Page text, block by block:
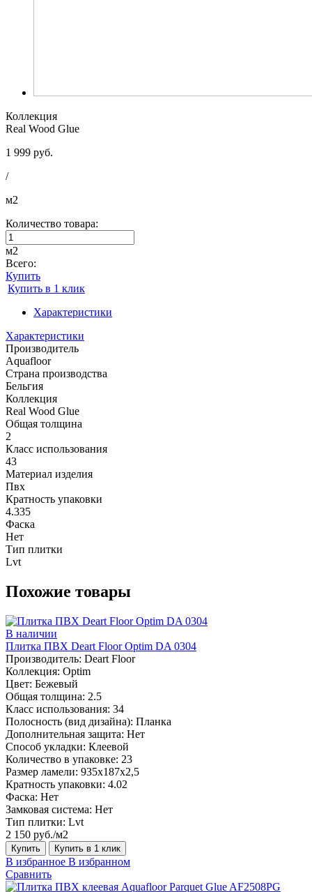
Коллекция
Real Wood Glue
1 999 руб.
/
м2
Количество товара:
м2
Всего:
Купить
Купить в 1 клик
Характеристики
Характеристики
Производитель
Aquafloor
Страна производства
Бельгия
Коллекция
Real Wood Glue
Общая толщина
2
Класс использования
43
Материал изделия
Пвх
Кратность упаковки
4.335
Фаска
Нет
Тип плитки
Lvt
Похожие товары
В наличии
Плитка ПВХ Deart Floor Optim DA 0304
Производитель: Deart Floor
Коллекция: Optim
Цвет: Бежевый
Общая толщина: 2.5
Класс использования: 34
Полосность (вид дизайна): Планка
Дополнительная защита: Нет
Способ укладки: Клеевой
Количество в упаковке: 23
Размер ламели: 935х187х2,5
Кратность упаковки: 4.02
Фаска: Нет
Замковая система: Нет
Тип плитки: Lvt
2 150 руб./м2
Купить Купить в 1 клик
В избранное В избранном
Сравнить